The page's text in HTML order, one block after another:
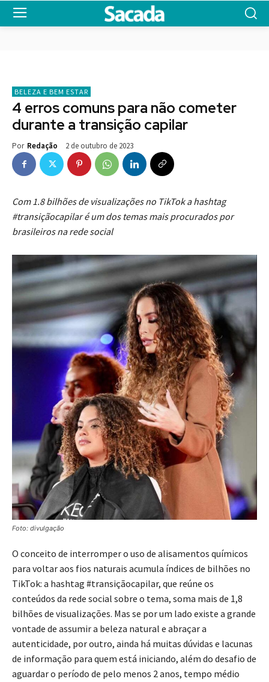
BELEZA E BEM ESTAR
4 erros comuns para não cometer
durante a transição capilar
Por Redação 2 de outubro de 2023
Com 1.8 bilhões de visualizações no TikTok a hashtag
#transiçãocapilar é um dos temas mais procurados por
brasileiros na rede social
Foto: divulgação
O conceito de interromper o uso de alisamentos químicos
para voltar aos fios naturais acumula índices de bilhões no
TikTok: a hashtag #transiçãocapilar, que reúne os
conteúdos da rede social sobre o tema, soma mais de 1,8
bilhões de visualizações. Mas se por um lado existe a grande
vontade de assumir a beleza natural e abraçar a
autenticidade, por outro, ainda há muitas dúvidas e lacunas
de informação para quem está iniciando, além do desafio de
aguardar o período de pelo menos 2 anos, tempo médio